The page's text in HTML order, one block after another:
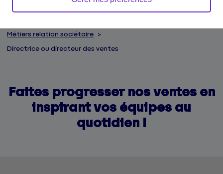
Métiers relation sociétaire
Directrice ou directeur des ventes
Faites progresser nos ventes en
inspirant vos équipes au
quotidien !